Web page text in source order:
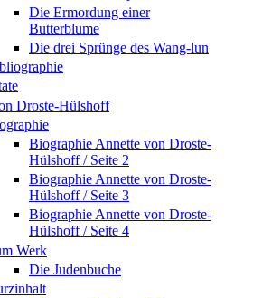
Die Ermordung einer
Butterblume
Die drei Sprünge des Wang-lun
Droste-Hülshoff
Biographie Annette von Droste-
Hülshoff / Seite 2
Biographie Annette von Droste-
Hülshoff / Seite 3
Biographie Annette von Droste-
Hülshoff / Seite 4
Werk
Die Judenbuche